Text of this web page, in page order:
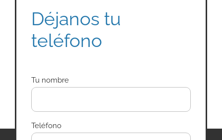
Déjanos tu
teléfono
Tu nombre
Teléfono